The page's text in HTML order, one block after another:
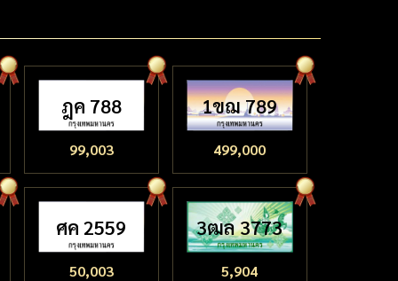
ฎค 788
99,003
1ขฌ 789
499,000
ศค 2559
50,003
3ฒล 3773
5,904